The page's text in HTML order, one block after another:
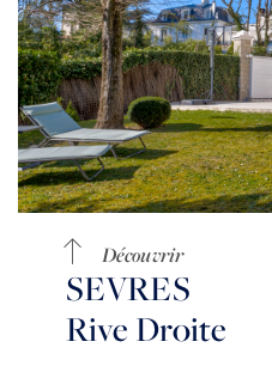
Découvrir
SEVRES
Rive Droite